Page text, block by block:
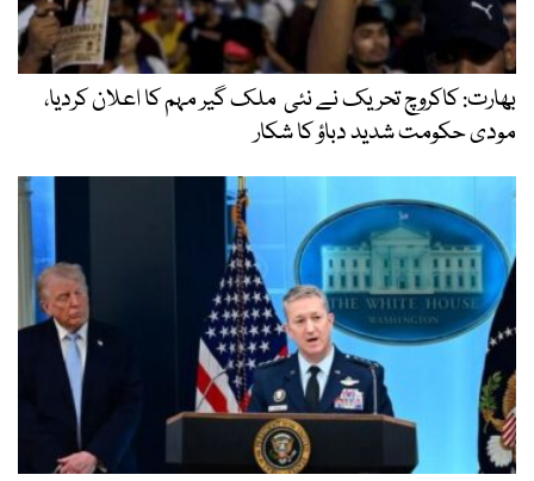
بھارت: کاکروچ تحریک نے نئی ملک گیر مہم کا اعلان کردیا،
مودی حکومت شدید دباؤ کا شکار